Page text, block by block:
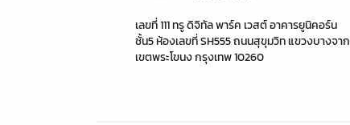
เลขที่ 111 ทรู ดิจิทัล พาร์ค เวสต์ อาคารยูนิคอร์น
ชั้น5 ห้องเลขที่ SH555 ถนนสุขุมวิท แขวงบางจาก
เขตพระโขนง กรุงเทพ 10260